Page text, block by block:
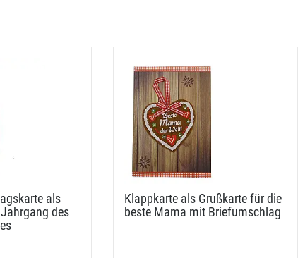
als
des
Klappkarte als Grußkarte für die
beste Mama mit Briefumschlag